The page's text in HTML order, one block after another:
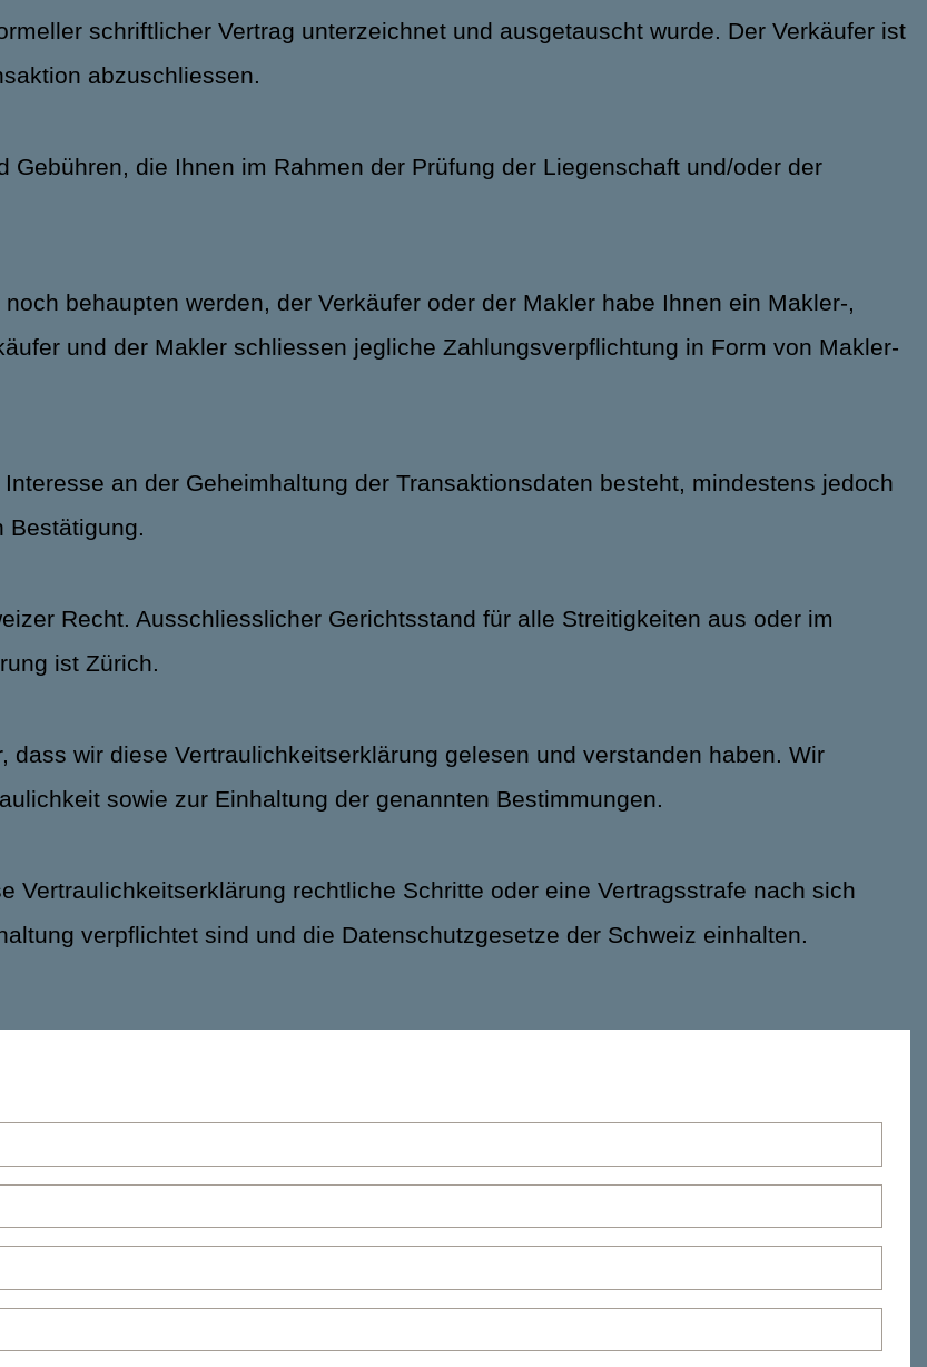
schriftlicher Vertrag unterzeichnet und ausgetauscht wurde. Der Verkäufer ist
abzuschliessen.
Gebühren, die Ihnen im Rahmen der Prüfung der Liegenschaft und/oder der
behaupten werden, der Verkäufer oder der Makler habe Ihnen ein Makler-,
und der Makler schliessen jegliche Zahlungsverpflichtung in Form von Makler-
an der Geheimhaltung der Transaktionsdaten besteht, mindestens jedoch
Bestätigung.
Recht. Ausschliesslicher Gerichtsstand für alle Streitigkeiten aus oder im
ist Zürich.
wir diese Vertraulichkeitserklärung gelesen und verstanden haben. Wir
sowie zur Einhaltung der genannten Bestimmungen.
Vertraulichkeitserklärung rechtliche Schritte oder eine Vertragsstrafe nach sich
verpflichtet sind und die Datenschutzgesetze der Schweiz einhalten.